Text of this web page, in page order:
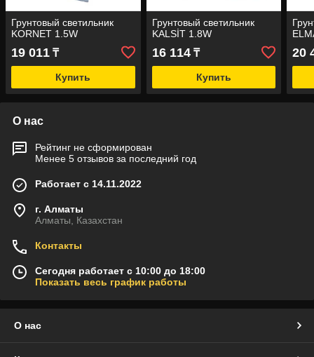
Грунтовый светильник
KORNET 1.5W
19 011 ₸
Купить
Грунтовый светильник
KALSİT 1.8W
16 114₸
Купить
20
О нас
Рейтинг не сформирован
Менее 5 отзывов за последний год
Работает с 14.11.2022
г. Алматы
Алматы, Казахстан
Контакты
Сегодня работает с 10:00 до 18:00
Показать весь график работы
О нас